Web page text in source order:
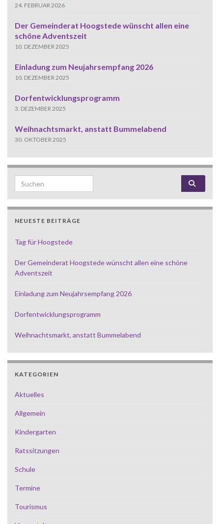
24. FEBRUAR 2026
Der Gemeinderat Hoogstede wünscht allen eine
schöne Adventszeit
10. DEZEMBER 2025
Einladung zum Neujahrsempfang 2026
10. DEZEMBER 2025
Dorfentwicklungsprogramm
3. DEZEMBER 2025
Weihnachtsmarkt, anstatt Bummelabend
30. OKTOBER 2025
Search for:
NEUESTE BEITRÄGE
Tag für Hoogstede
Der Gemeinderat Hoogstede wünscht allen eine schöne
Adventszeit
Einladung zum Neujahrsempfang 2026
Dorfentwicklungsprogramm
Weihnachtsmarkt, anstatt Bummelabend
KATEGORIEN
Aktuelles
Allgemein
Kindergarten
Ratssitzungen
Schule
Termine
Tourismus